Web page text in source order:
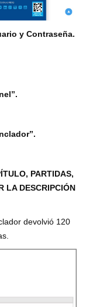
y Contraseña.
PARTIDAS,
LA DESCRIPCIÓN
devolvió 120